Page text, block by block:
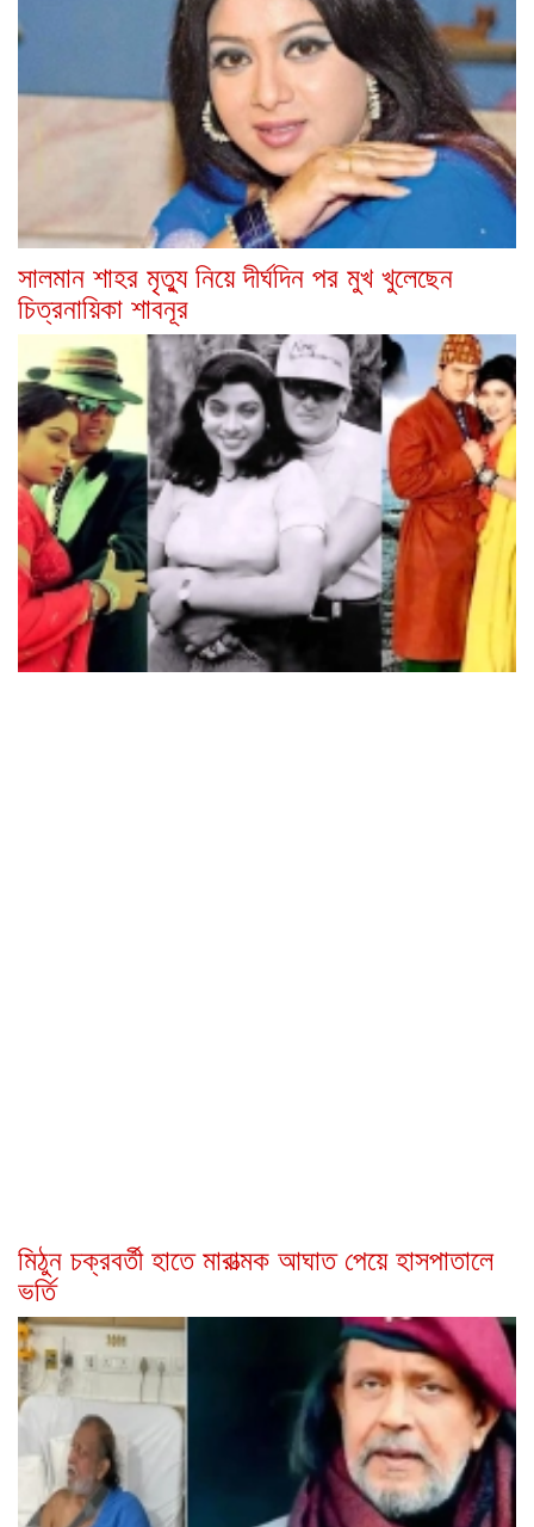
সালমান শাহর মৃত্যু নিয়ে দীর্ঘদিন পর মুখ খুলেছেন
চিত্রনায়িকা শাবনূর
মিঠুন চক্রবর্তী হাতে মারাত্মক আঘাত পেয়ে হাসপাতালে
ভর্তি